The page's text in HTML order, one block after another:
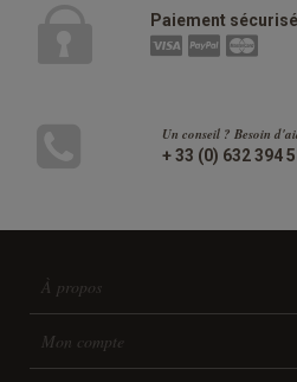
Paiement sécurisé
Un conseil ? Besoin
+ 33 (0) 632 394
À propos
Mon compte